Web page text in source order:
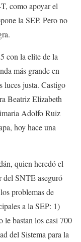
como apoyar el
la SEP. Pero no
con la elite de la
más grande en
luces justa. Castigo
Beatriz Elizabeth
Adolfo Ruiz
hoy hace una
quien heredó el
del SNTE aseguró
problemas de
a la SEP: 1)
le bastan los casi 700
del Sistema para la